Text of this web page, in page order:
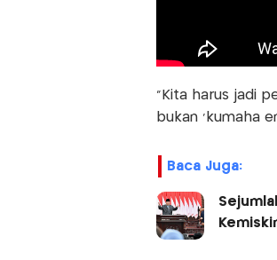
"Kita harus jadi
bukan ‘kumaha
Baca Juga: